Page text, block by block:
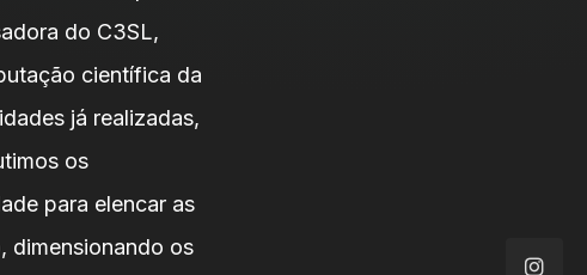
do C3SL,
científica da
já realizadas,
os
para elencar as
dimensionando os